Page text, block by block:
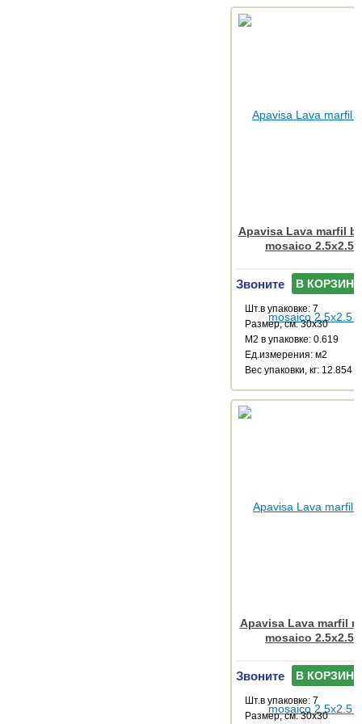
Apavisa Lava marfil
mosaico 2.5x2.5
Звоните В КОРЗИНУ
Шт.в упаковке: 7
Размер, см: 30x30
М2 в упаковке: 0.619
Ед.измерения: м2
Веc упаковки, кг: 12.854
Apavisa Lava marfil
mosaico 2.5x2.5
Звоните В КОРЗИНУ
Шт.в упаковке: 7
Размер, см: 30x30